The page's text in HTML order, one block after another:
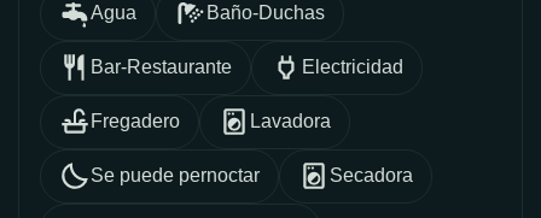
Agua Baño-Duchas
Bar-Restaurante Electricidad
Fregadero Lavadora
Se puede pernoctar Secadora